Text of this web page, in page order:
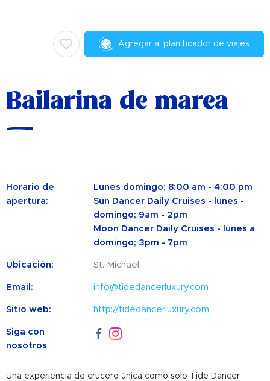
Agregar al planificador de viajes
Bailarina de marea
Horario de
apertura:
Lunes domingo; 8:00 am - 4:00 pm
Sun Dancer Daily Cruises - lunes -
domingo; 9am - 2pm
Moon Dancer Daily Cruises - lunes a
domingo; 3pm - 7pm
Ubicación: St. Michael
Email: info@tidedancerluxury.com
Sitio web: http://tidedancerluxury.com
Siga con
nosotros
Una experiencia de crucero única como solo Tide Dancer